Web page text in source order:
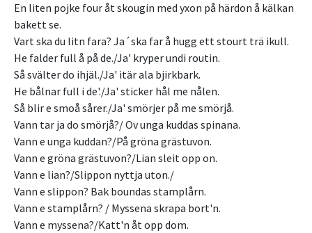
En liten pojke four åt skougin med yxon på härdon å kälkan
bakett se.
Vart ska du litn fara? Ja´ska far å hugg ett stourt trä ikull.
He falder full å på de./Ja' kryper undi routin.
Så svälter do ihjäl./Ja' itär ala bjirkbark.
He bålnar full i de'./Ja' sticker hål me nålen.
Så blir e smoå sårer./Ja' smörjer på me smörjå.
Vann tar ja do smörjå?/ Ov unga kuddas spinana.
Vann e unga kuddan?/På gröna grästuvon.
Vann e gröna grästuvon?/Lian sleit opp on.
Vann e lian?/Slippon nyttja uton./
Vann e slippon? Bak boundas stamplårn.
Vann e stamplårn? / Myssena skrapa bort'n.
Vann e myssena?/Katt'n åt opp dom.